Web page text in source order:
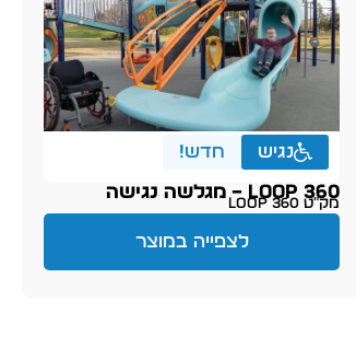
נגיש חדש!
360 LOOP – מגלשה נגישה
מק״ט LOOP 360
לצפייה במוצר